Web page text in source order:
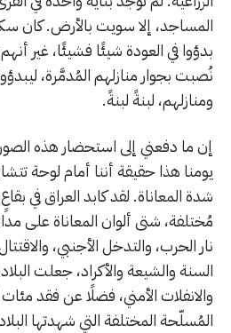
المساجد، إلا سويت بالأرض. كان
بدؤوا في العودة شيئًا فشيئًا، غير
نُصبت بجوار منازلهم المُدمَّرة،
ومنازلهم، لبنةً لبنةً.
إن ما دفعني إلى استحضار هذه
يومنا هذا حقيقة أننا أمام لوحة
شدة المعاناة. لقد كابد العراق في
مُختلفة، شتى ألوان المعاناة على
نار الحرب، والتدخل الأجنبي،
السنة والشيعة والأكراد، جعلت
والانفلات الأمني، فضلًا عن فقد
المُسلّحة المختلفة التي شهدتها